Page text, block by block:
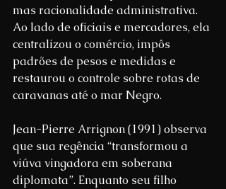
mas racionalidade administrativa.
Ao lado de oficiais e mercadores, ela
centralizou o comércio, impôs
padrões de pesos e medidas e
restaurou o controle sobre rotas de
caravanas até o mar Negro.
Jean-Pierre Arrignon (1991) observa
que sua regência “transformou a
viúva vingadora em soberana
diplomata”. Enquanto seu filho